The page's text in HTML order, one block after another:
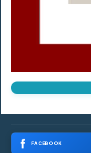
FACEBOOK